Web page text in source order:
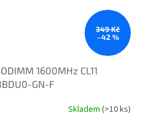
349 Kč
–42 %
1600MHz CL11
GN-F
Skladem (>10 ks)